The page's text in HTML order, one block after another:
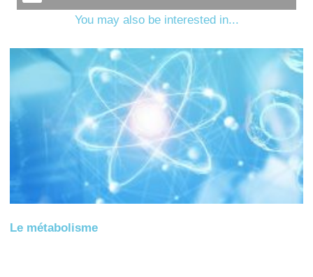
You may also be interested in...
Le métabolisme